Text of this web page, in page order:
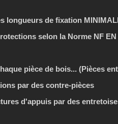
longueurs de fixation
selon la Norme NF EN
pièce de bois... (Pièces
par des contre-pièces
d'appuis par des